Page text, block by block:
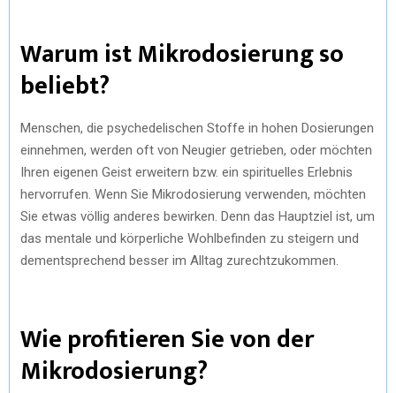
Warum ist Mikrodosierung so
beliebt?
Menschen, die psychedelischen Stoffe in hohen Dosierungen
einnehmen, werden oft von Neugier getrieben, oder möchten
Ihren eigenen Geist erweitern bzw. ein spirituelles Erlebnis
hervorrufen. Wenn Sie Mikrodosierung verwenden, möchten
Sie etwas völlig anderes bewirken. Denn das Hauptziel ist, um
das mentale und körperliche Wohlbefinden zu steigern und
dementsprechend besser im Alltag zurechtzukommen.
Wie profitieren Sie von der
Mikrodosierung?